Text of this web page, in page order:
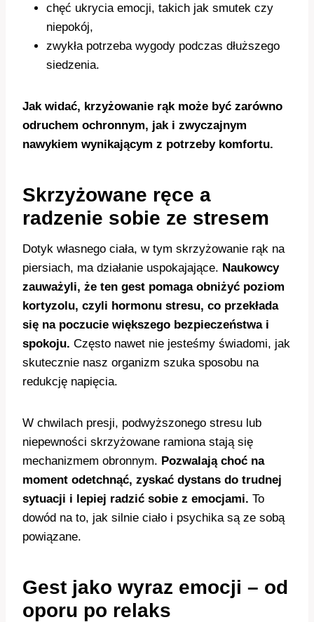
chęć ukrycia emocji, takich jak smutek czy
niepokój,
zwykła potrzeba wygody podczas dłuższego
siedzenia.
Jak widać, krzyżowanie rąk może być zarówno
odruchem ochronnym, jak i zwyczajnym
nawykiem wynikającym z potrzeby komfortu.
Skrzyżowane ręce a
radzenie sobie ze stresem
Dotyk własnego ciała, w tym skrzyżowanie rąk na
piersiach, ma działanie uspokajające. Naukowcy
zauważyli, że ten gest pomaga obniżyć poziom
kortyzolu, czyli hormonu stresu, co przekłada
się na poczucie większego bezpieczeństwa i
spokoju. Często nawet nie jesteśmy świadomi, jak
skutecznie nasz organizm szuka sposobu na
redukcję napięcia.
W chwilach presji, podwyższonego stresu lub
niepewności skrzyżowane ramiona stają się
mechanizmem obronnym. Pozwalają choć na
moment odetchnąć, zyskać dystans do trudnej
sytuacji i lepiej radzić sobie z emocjami. To
dowód na to, jak silnie ciało i psychika są ze sobą
powiązane.
Gest jako wyraz emocji – od
oporu po relaks